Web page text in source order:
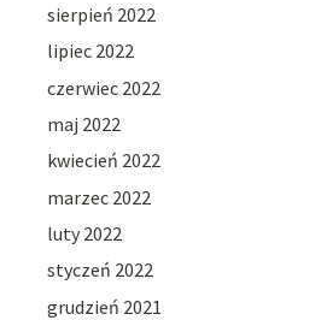
sierpień 2022
lipiec 2022
czerwiec 2022
maj 2022
kwiecień 2022
marzec 2022
luty 2022
styczeń 2022
grudzień 2021